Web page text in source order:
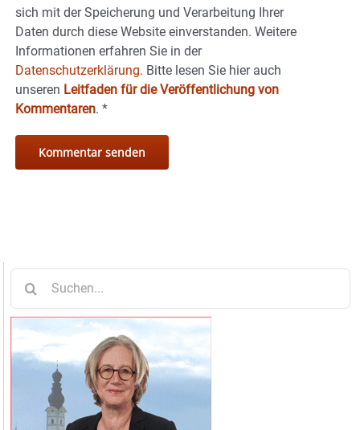
sich mit der Speicherung und Verarbeitung Ihrer
Daten durch diese Website einverstanden. Weitere
Informationen erfahren Sie in der
Datenschutzerklärung. Bitte lesen Sie hier auch
unseren Leitfaden für die Veröffentlichung von
Kommentaren. *
nach: